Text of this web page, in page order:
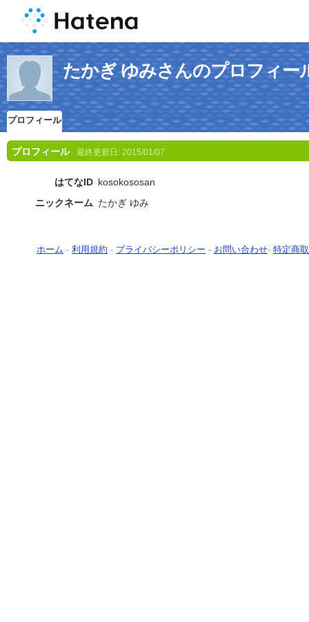
たかぎ ゆみさんのプロフィー
プロフィール
プロフィール 最終更新日: 2015/01/07
はてなID kosokososan
ニックネーム たかぎ ゆみ
ホーム - 利用規約 - プライバシーポリシー - お問い合わせ- 特定商